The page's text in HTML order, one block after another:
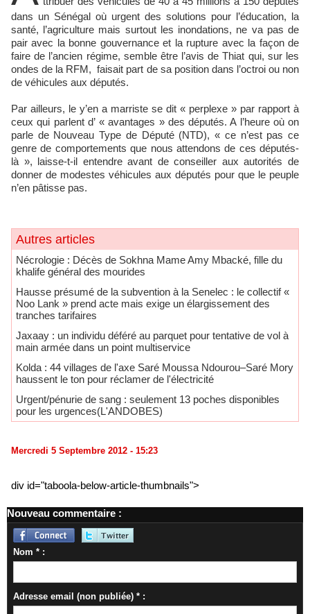
dans un Sénégal où urgent des solutions pour l’éducation, la
santé, l’agriculture mais surtout les inondations, ne va pas de
pair avec la bonne gouvernance et la rupture avec la façon de
faire de l’ancien régime, semble être l’avis de Thiat qui, sur les
ondes de la RFM, faisait part de sa position dans l’octroi ou non
de véhicules aux députés.
Par ailleurs, le y’en a marriste se dit « perplexe » par rapport à
ceux qui parlent d’ « avantages » des députés. A l’heure où on
parle de Nouveau Type de Député (NTD), « ce n’est pas ce
genre de comportements que nous attendons de ces députés-
là », laisse-t-il entendre avant de conseiller aux autorités de
donner de modestes véhicules aux députés pour que le peuple
n’en pâtisse pas.
Autres articles
Nécrologie : Décès de Sokhna Mame Amy Mbacké, fille du
khalife général des mourides
Hausse présumé de la subvention à la Senelec : le collectif «
Noo Lank » prend acte mais exige un élargissement des
tranches tarifaires
Jaxaay : un individu déféré au parquet pour tentative de vol à
main armée dans un point multiservice
Kolda : 44 villages de l'axe Saré Moussa Ndourou–Saré Mory
haussent le ton pour réclamer de l'électricité
Urgent/pénurie de sang : seulement 13 poches disponibles
pour les urgences(L'ANDOBES)
Mercredi 5 Septembre 2012 - 15:23
div id="taboola-below-article-thumbnails">
Nouveau commentaire :
Nom * :
Adresse email (non publiée) * :